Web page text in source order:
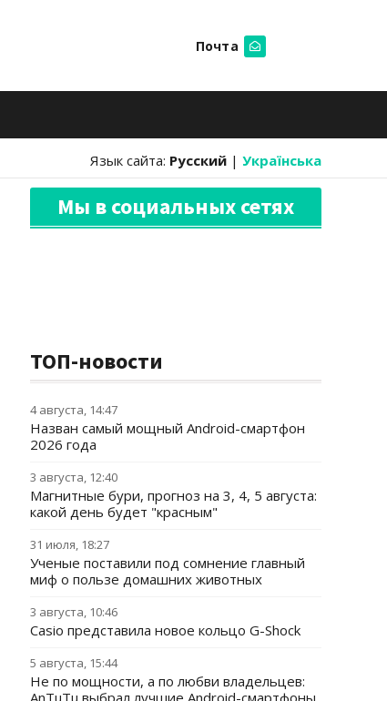
Почта
Язык сайта: Русский | Українська
Мы в социальных сетях
ТОП-новости
4 августа, 14:47
Назван самый мощный Android-смартфон
2026 года
3 августа, 12:40
Магнитные бури, прогноз на 3, 4, 5 августа:
какой день будет "красным"
31 июля, 18:27
Ученые поставили под сомнение главный
миф о пользе домашних животных
3 августа, 10:46
Casio представила новое кольцо G-Shock
5 августа, 15:44
Не по мощности, а по любви владельцев:
AnTuTu выбрал лучшие Android-смартфоны